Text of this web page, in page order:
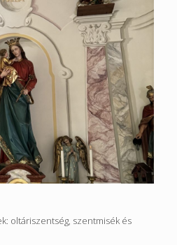
oltáriszentség, szentmisék és